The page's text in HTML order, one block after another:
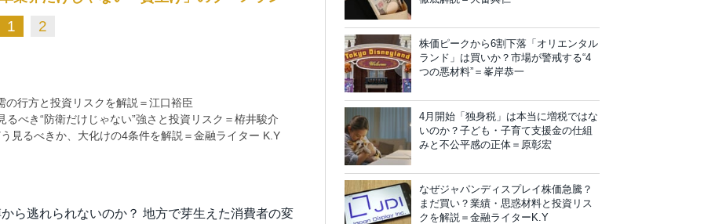
1 2
行方と投資リスクを解説＝江口裕臣
べき“防衛だけじゃない”強さと投資リスク＝栫井駿介
見るべきか、大化けの4条件を解説＝金融ライター K.Y
ら逃れられないのか？ 地方で芽生えた消費者の変
株価ピークから6割下落「オリエンタル
ランド」は買いか？市場が警戒する“4
つの悪材料”＝峯岸恭一
4月開始「独身税」は本当に増税ではな
いのか？子ども・子育て支援金の仕組
みと不公平感の正体＝原彰宏
なぜジャパンディスプレイ株価急騰？
まだ買い？業績・思惑材料と投資リス
クを解説＝金融ライターK.Y